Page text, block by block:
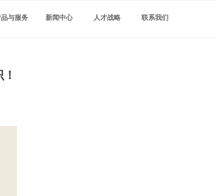
与服务 新闻中心 人才战略 联系我们